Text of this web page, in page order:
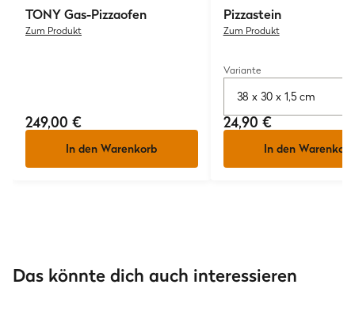
TONYGas-Pizzaofen
Zum Produkt
249,00 €
In den Warenkorb
Pizzastein
Zum Produkt
Variante
38 x 30 x 1,5 cm
24,90 €
In den Warenkorb
Das könnte dich auch interessieren
Pizza-Rezepte: Die
besten Ideen für Teig,
Pizzateig-Rezepte:
Teig zum Pizza